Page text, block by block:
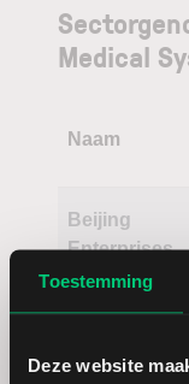
Toestemming
Deze website
Medical
Naam
Beijing
Enterprises
Water Group
Holding